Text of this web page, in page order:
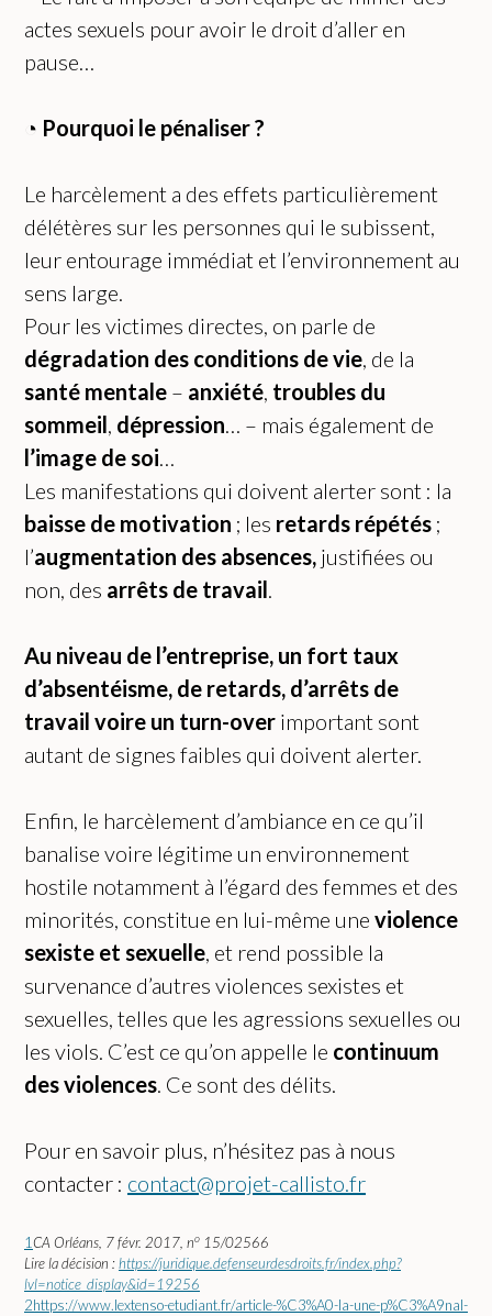
actes sexuels pour avoir le droit d’aller en
pause…
◔ Pourquoi le pénaliser?
Le harcèlement a des effets particulièrement
délétères sur les personnes qui le subissent,
leur entourage immédiat et l’environnement au
sens large.
Pour les victimes directes, on parle de
dégradation des conditions de vie, de la
santé mentale – anxiété, troubles du
sommeil, dépression… – mais également de
l’image de soi…
Les manifestations qui doivent alerter sont : la
baisse de motivation ; les retards répétés ;
l’augmentation des absences, justifiées ou
non, des arrêts de travail.
Au niveau de l’entreprise, un fort taux
d’absentéisme, de retards, d’arrêts de
travail voire un turn-over important sont
autant de signes faibles qui doivent alerter.
Enfin, le harcèlement d’ambiance en ce qu’il
banalise voire légitime un environnement
hostile notamment à l’égard des femmes et des
minorités, constitue en lui-même une violence
sexiste et sexuelle, et rend possible la
survenance d’autres violences sexistes et
sexuelles, telles que les agressions sexuelles ou
les viols. C’est ce qu’on appelle le continuum
des violences. Ce sont des délits.
Pour en savoir plus, n’hésitez pas à nous
contacter : contact@projet-callisto.fr
1CA Orléans, 7 févr. 2017, no 15/02566
Lire la décision :https://juridique.defenseurdesdroits.fr/index.php?
lvl=notice_display&id=19256
2https://www.lextenso-etudiant.fr/article-%C3%A0-la-une-p%C3%A9nal-